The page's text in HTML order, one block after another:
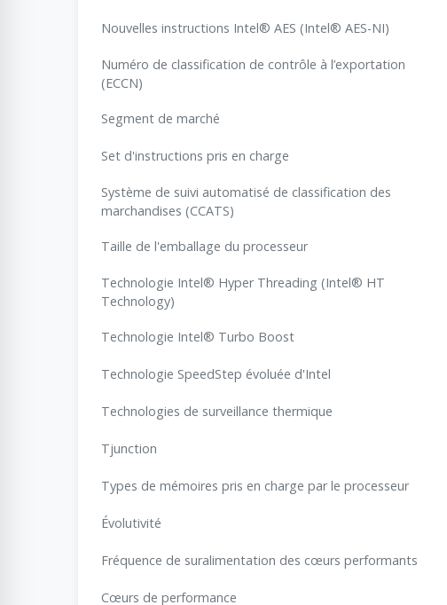
Nouvelles instructions Intel® AES (Intel® AES-NI)
Numéro de classification de contrôle à l’exportation
(ECCN)
Segment de marché
Set d'instructions pris en charge
Système de suivi automatisé de classification des
marchandises (CCATS)
Taille de l'emballage du processeur
Technologie Intel® Hyper Threading (Intel® HT
Technology)
Technologie Intel® Turbo Boost
Technologie SpeedStep évoluée d'Intel
Technologies de surveillance thermique
Tjunction
Types de mémoires pris en charge par le processeur
Évolutivité
Fréquence de suralimentation des cœurs performants
Cœurs de performance